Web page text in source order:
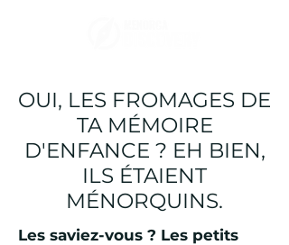
OUI, LES FROMAGES DE
TA MÉMOIRE
D'ENFANCE ? EH BIEN,
ILS ÉTAIENT
MÉNORQUINS.
Les saviez-vous ? Les petits